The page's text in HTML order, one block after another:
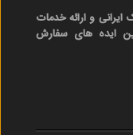
و ارائه خدمات
ایده های سفارش